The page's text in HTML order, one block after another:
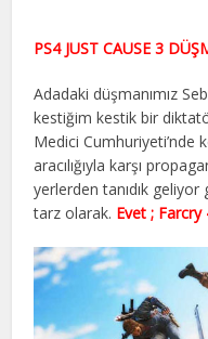
PS4 JUST CAUSE 3
Adadaki düşmanımız
kestiğim kestik bir
Medici Cumhuriyeti’nde
aracılığıyla karşı
yerlerden tanıdık
tarz olarak. Evet ;